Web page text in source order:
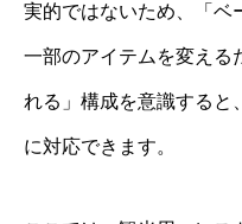
実的ではないため、「ベ
一部のアイテムを変える
れる」構成を意識すると
に対応できます。